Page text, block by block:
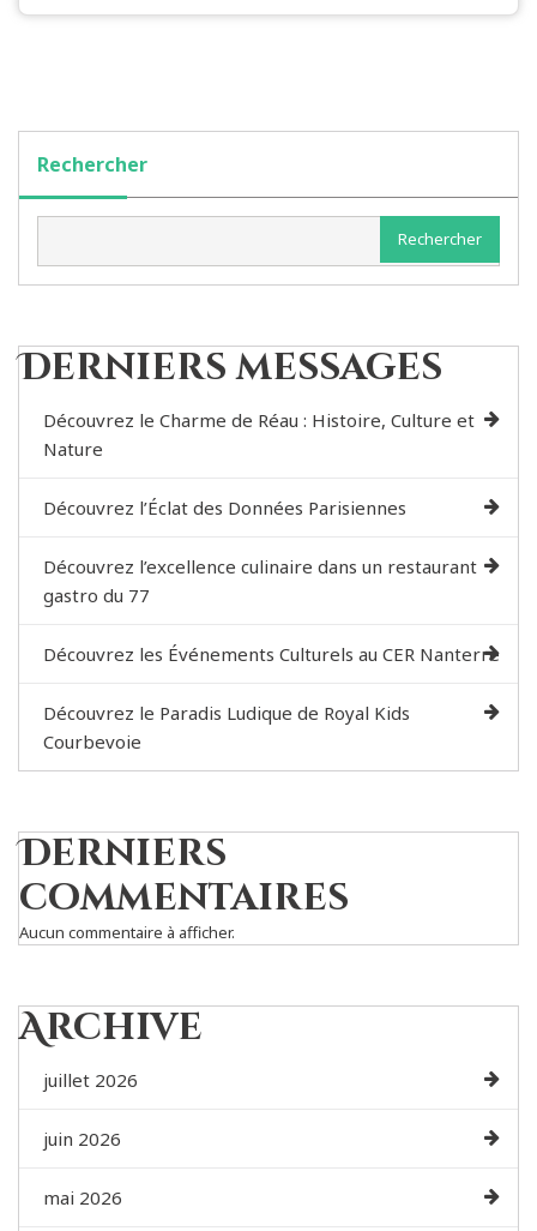
Rechercher
Rechercher
Derniers messages
Découvrez le Charme de Réau : Histoire, Culture et
Nature
Découvrez l’Éclat des Données Parisiennes
Découvrez l’excellence culinaire dans un restaurant
gastro du 77
Découvrez les Événements Culturels au CER Nanterre
Découvrez le Paradis Ludique de Royal Kids
Courbevoie
Derniers
commentaires
Aucun commentaire à afficher.
Archive
juillet 2026
juin 2026
mai 2026